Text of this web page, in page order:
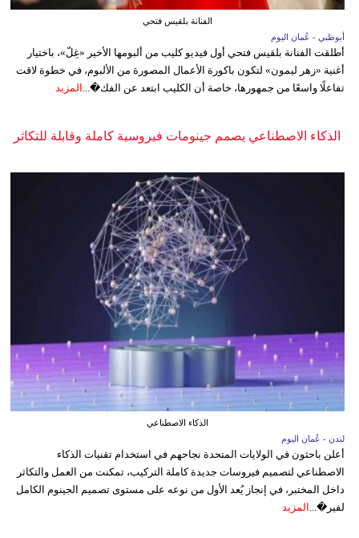
الفنانة بلقيس فتحي
أبوظبي - عُمان اليوم
أطلقت الفنانة بلقيس فتحي أول فيديو كليب من ألبومها الأخير «غِلّ»، باختيار
أغنية «زهر ليمون» لتكون باكورة الأعمال المصورة من الألبوم، في خطوة لاقت
تفاعلًا واسعًا من جمهورها، خاصة أن الكليب ابتعد عن الفك�...
المزيد
الذكاء الاصطناعي يصمم جينومات فيروسية كاملة وقابلة للتكاثر
الذكاء الاصطناعي
لندن - عُمان اليوم
أعلن باحثون في الولايات المتحدة نجاحهم في استخدام تقنيات الذكاء
الاصطناعي لتصميم فيروسات جديدة كاملة التركيب، تمكنت من العمل والتكاثر
داخل المختبر، في إنجاز يُعد الأول من نوعه على مستوى تصميم الجينوم الكامل
لفير�... المزيد